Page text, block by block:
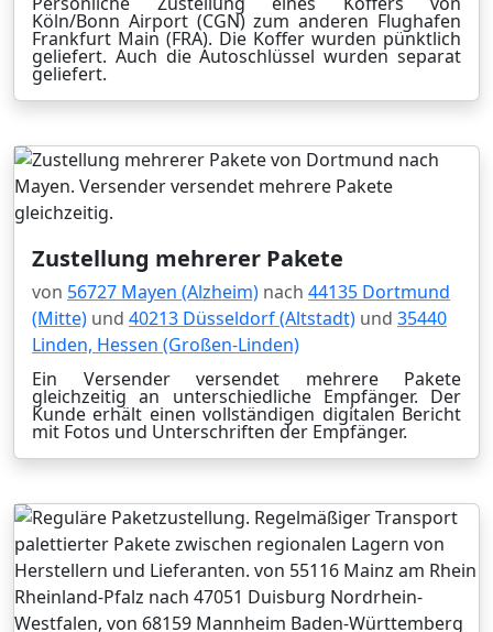
Köln/Bonn Airport (CGN) zum anderen Flughafen
Frankfurt Main (FRA). Die Koffer wurden pünktlich
geliefert. Auch die Autoschlüssel wurden separat
geliefert.
Zustellung mehrerer Pakete
von 56727 Mayen (Alzheim) nach 44135 Dortmund
(Mitte) und 40213 Düsseldorf (Altstadt) und 35440
Linden, Hessen (Großen-Linden)
Ein Versender versendet mehrere Pakete
gleichzeitig an unterschiedliche Empfänger. Der
Kunde erhält einen vollständigen digitalen Bericht
mit Fotos und Unterschriften der Empfänger.